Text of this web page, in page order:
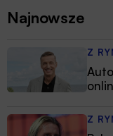
Najnowsze
Z
Z